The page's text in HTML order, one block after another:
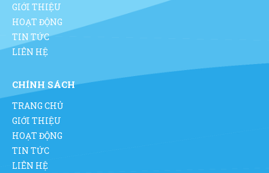
GIỚI THIỆU
HOẠT ĐỘNG
TIN TỨC
LIÊN HỆ
CHÍNH SÁCH
TRANG CHỦ
GIỚI THIỆU
HOẠT ĐỘNG
TIN TỨC
LIÊN HỆ